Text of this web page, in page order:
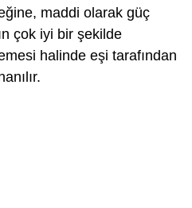
maddi olarak güç
çok iyi bir şekilde
halinde eşi tarafından